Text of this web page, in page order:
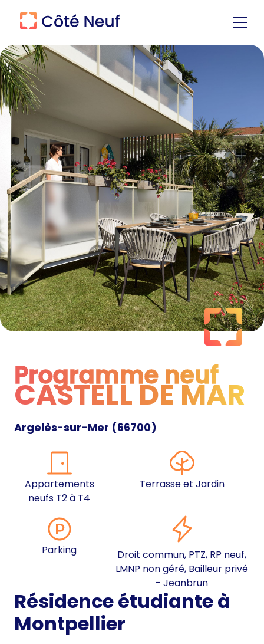
Programme neuf
Programme neuf
CASTELL DE MAR
Argelès-sur-Mer (66700)
Appartements
neufs T2 à T4
Terrasse et Jardin
Parking
Droit commun, PTZ, RP neuf,
LMNP non géré, Bailleur privé
- Jeanbrun
Résidence étudiante à
Montpellier